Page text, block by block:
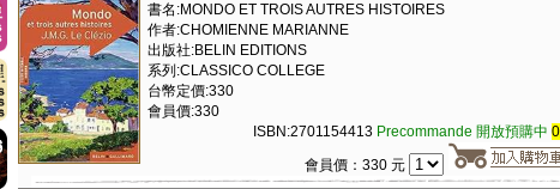
書名:MONDO ET TROIS AUTRES HISTOIRES
作者:CHOMIENNE MARIANNE
出版社:BELIN EDITIONS
系列:CLASSICO COLLEGE
台幣定價:330
會員價:330
ISBN:2701154413 Precommande 開放預購中
會員價：330 元